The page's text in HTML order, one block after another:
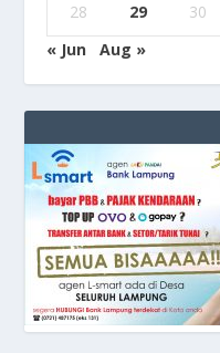
28 29 30
« Jun
Aug »